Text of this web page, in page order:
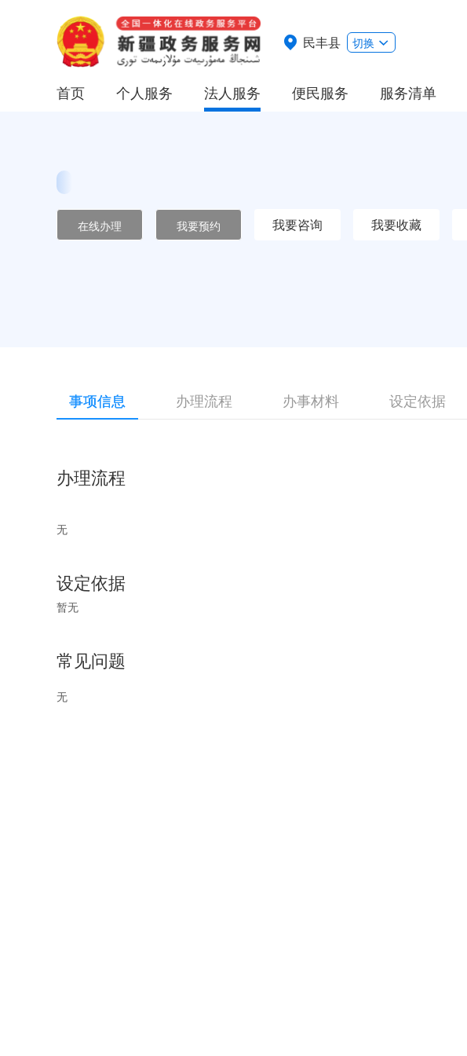
民丰县 切换
首页 个人服务 法人服务 便民服务 服务清单
在线办理 我要预约 我要咨询 我要收藏
事项信息 办理流程 办事材料 设定依据
办理流程
无
设定依据
暂无
常见问题
无